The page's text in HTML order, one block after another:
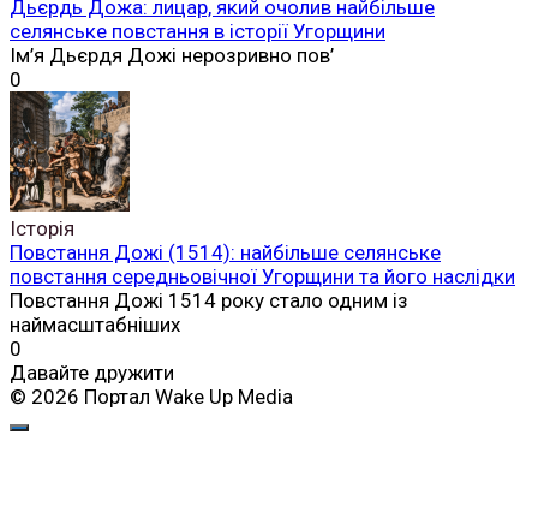
Дьєрдь Дожа: лицар, який очолив найбільше
селянське повстання в історії Угорщини
Ім’я Дьєрдя Дожі нерозривно пов’
0
Історія
Повстання Дожі (1514): найбільше селянське
повстання середньовічної Угорщини та його наслідки
Повстання Дожі 1514 року стало одним із
наймасштабніших
0
Давайте дружити
© 2026 Портал Wake Up Media